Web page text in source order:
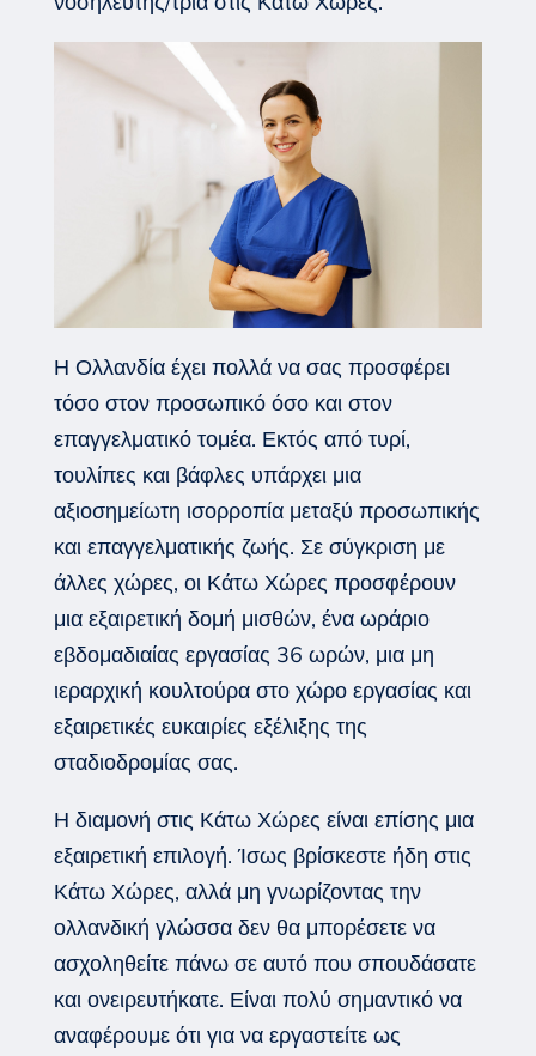
Η Ολλανδία έχει πολλά να σας προσφέρει
τόσο στον προσωπικό όσο και στον
επαγγελματικό τομέα. Εκτός από τυρί,
τουλίπες και βάφλες υπάρχει μια
αξιοσημείωτη ισορροπία μεταξύ προσωπικής
και επαγγελματικής ζωής. Σε σύγκριση με
άλλες χώρες, οι Κάτω Χώρες προσφέρουν
μια εξαιρετική δομή μισθών, ένα ωράριο
εβδομαδιαίας εργασίας 36 ωρών, μια μη
ιεραρχική κουλτούρα στο χώρο εργασίας και
εξαιρετικές ευκαιρίες εξέλιξης της
σταδιοδρομίας σας.
Η διαμονή στις Κάτω Χώρες είναι επίσης μια
εξαιρετική επιλογή. Ίσως βρίσκεστε ήδη στις
Κάτω Χώρες, αλλά μη γνωρίζοντας την
ολλανδική γλώσσα δεν θα μπορέσετε να
ασχοληθείτε πάνω σε αυτό που σπουδάσατε
και ονειρευτήκατε. Είναι πολύ σημαντικό να
αναφέρουμε ότι για να εργαστείτε ως